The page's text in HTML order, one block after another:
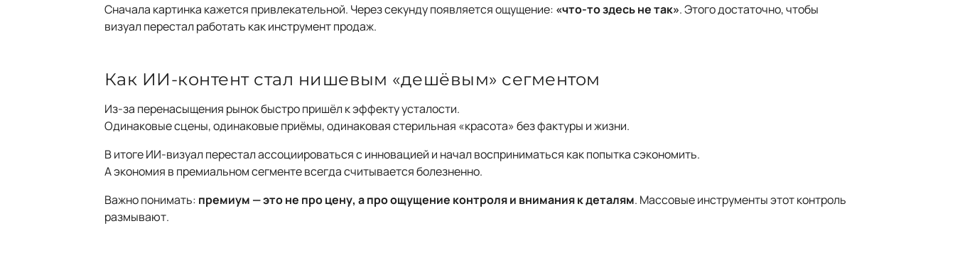
Сначала картинка кажется привлекательной. Через секунду появляется ощущение: «что-то здесь не так». Этого достаточно, чтобы
визуал перестал работать как инструмент продаж.
Как ИИ-контент стал нишевым «дешёвым» сегментом
Из-за перенасыщения рынок быстро пришёл к эффекту усталости.
Одинаковые сцены, одинаковые приёмы, одинаковая стерильная «красота» без фактуры и жизни.
В итоге ИИ-визуал перестал ассоциироваться с инновацией и начал восприниматься как попытка сэкономить.
А экономия в премиальном сегменте всегда считывается болезненно.
Важно понимать: премиум — это не про цену, а про ощущение контроля и внимания к деталям. Массовые инструменты этот контроль
размывают.